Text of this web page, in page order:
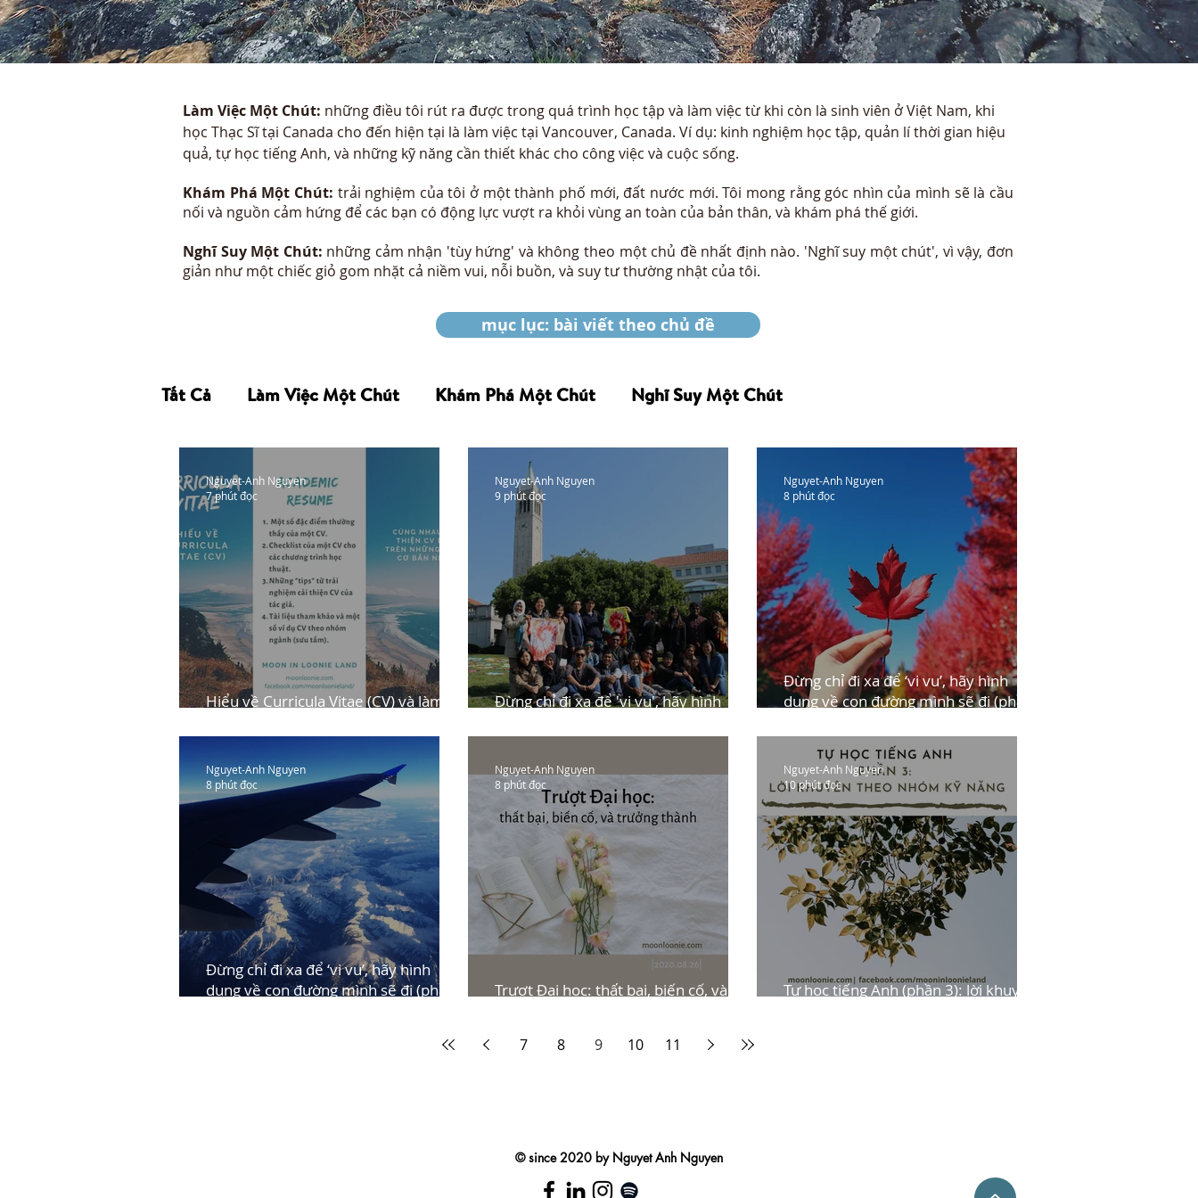
Làm Việc Một Chút: những điều tôi rút ra được trong quá trình học tập và làm việc từ khi còn là sinh viên ở Việt Nam, khi
học Thạc Sĩ tại Canada cho đến hiện tại là làm việc tại Vancouver, Canada. Ví dụ: kinh nghiệm học tập, quản lí thời gian hiệu
quả, tự học tiếng Anh, và những kỹ năng cần thiết khác cho công việc và cuộc sống.
Khám Phá Một Chút: trải nghiệm của tôi ở một thành phố mới, đất nước mới. Tôi mong rằng góc nhìn của mình sẽ là cầu
nối và nguồn cảm hứng để các bạn có động lực vượt ra khỏi vùng an toàn của bản thân, và khám phá thế giới.
Nghĩ Suy Một Chút: những cảm nhận 'tùy hứng' và không theo một chủ đề nhất định nào. 'Nghĩ suy một chút', vì vậy, đơn
giản như một chiếc giỏ gom nhặt cả niềm vui, nỗi buồn, và suy tư thường nhật của tôi.
mục lục: bài viết theo chủ đề
Tất Cả Làm Việc Một Chút Khám Phá Một Chút Nghĩ Suy Một Chút
Hiểu về Curricula Vitae (CV) và làm
Nguyet-Anh Nguyen
7 phút đọc
Đừng chỉ đi xa để 'vi vu', hãy hình
Nguyet-Anh Nguyen
9 phút đọc
Đừng chỉ đi xa để ‘vi vu’, hãy hình
dung về con đường mình sẽ đi (phần
Nguyet-Anh Nguyen
8 phút đọc
Đừng chỉ đi xa để ‘vi vu’, hãy hình
dung về con đường mình sẽ đi (phần
Nguyet-Anh Nguyen
8 phút đọc
Trượt Đại học: thất bại, biến cố, và
Nguyet-Anh Nguyen
8 phút đọc
Tự học tiếng Anh (phần 3): lời khuyên
Nguyet-Anh Nguyen
10 phút đọc
7 8 9 10 11
© since 2020 by Nguyet Anh Nguyen